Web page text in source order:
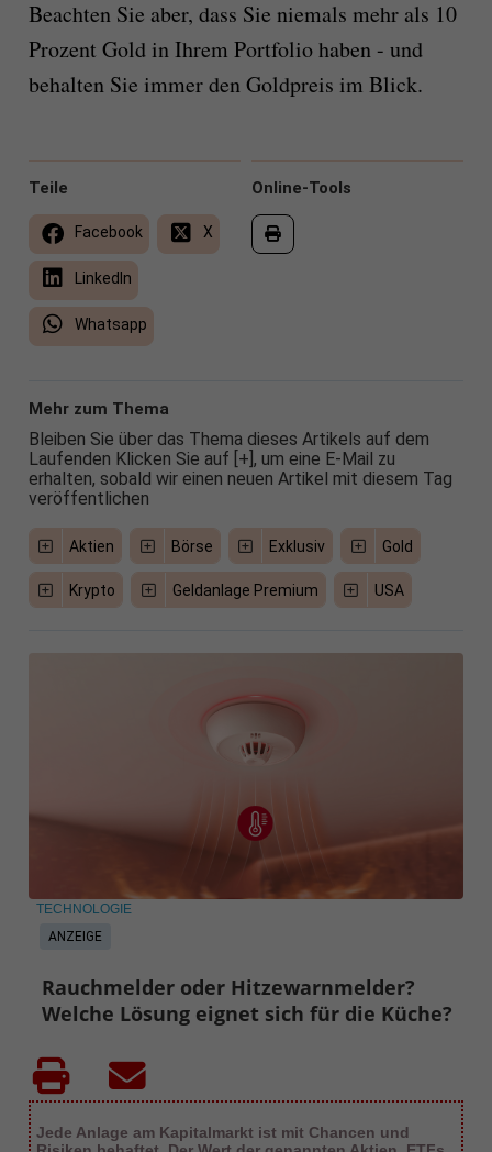
Beachten Sie aber, dass Sie niemals mehr als 10
Prozent Gold in Ihrem Portfolio haben - und
behalten Sie immer den Goldpreis im Blick.
Online-Tools
Teile
Facebook X
LinkedIn
Whatsapp
Mehr zum Thema
Bleiben Sie über das Thema dieses Artikels auf dem
Laufenden Klicken Sie auf [+], um eine E-Mail zu
erhalten, sobald wir einen neuen Artikel mit diesem Tag
veröffentlichen
Aktien Börse Exklusiv Gold
Krypto Geldanlage Premium USA
ANZEIGE
TECHNOLOGIE
Rauchmelder oder Hitzewarnmelder?
Welche Lösung eignet sich für die Küche?
Jede Anlage am Kapitalmarkt ist mit Chancen und